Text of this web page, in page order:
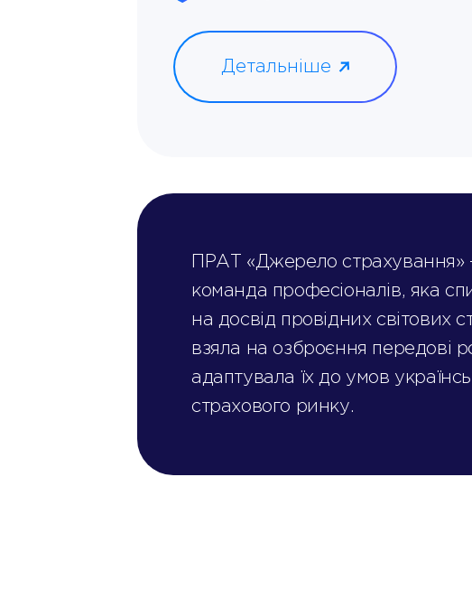
Детальніше
ПРАТ «Джерело страхування»
команда професіоналів, яка
на досвід провідних світових
взяла на озброєння передові
адаптувала їх до умов
страхового ринку.